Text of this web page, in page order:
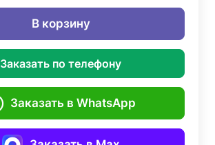
В корзину
Заказать по телефону
Заказать в WhatsApp